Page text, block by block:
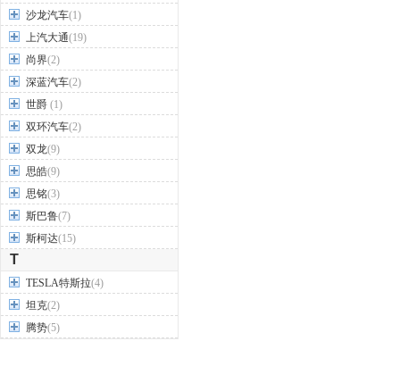
沙龙汽车(1)
上汽大通(19)
尚界(2)
深蓝汽车(2)
世爵 (1)
双环汽车(2)
双龙(9)
思皓(9)
思铭(3)
斯巴鲁(7)
斯柯达(15)
T
TESLA特斯拉(4)
坦克(2)
腾势(5)